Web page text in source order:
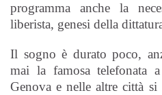
programma anche la
liberista, genesi della
Il sogno è durato poco,
mai la famosa
Genova e nelle altre città